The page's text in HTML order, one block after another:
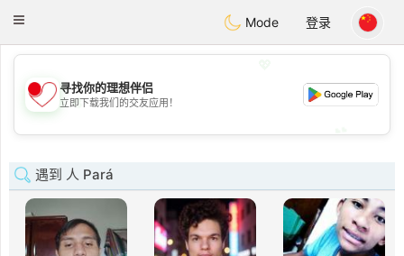
Chat
Toggle
Mode 登录
💖
💕
寻找你的理想伴侣
立即下载我们的交友应用！
遇到 人 Pará